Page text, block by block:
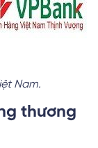
Nam.
thương